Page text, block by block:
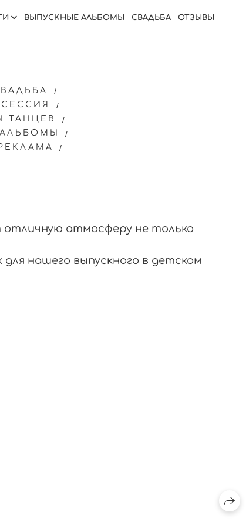
ВЫПУСКНЫЕ АЛЬБОМЫ СВАДЬБА ОТЗЫВЫ
ТАНЦЕВ
атмосферу не только
нашего выпускного в детском